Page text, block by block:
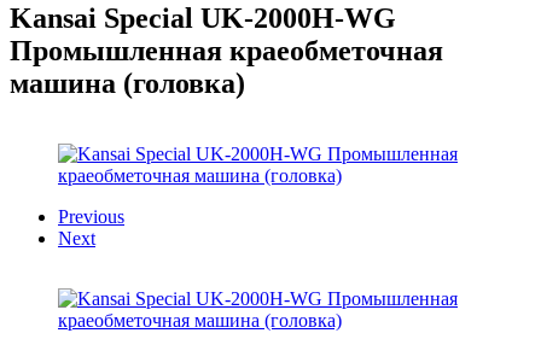
Kansai Special UK-2000H-WG
Промышленная краеобметочная
машина (головка)
Previous
Next